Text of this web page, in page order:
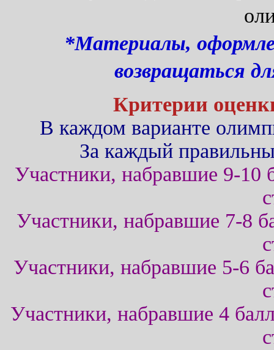
*Материалы,
возвращаться
Критерии
В каждом варианте
За каждый
Участники, набравшие 9-10
Участники, набравшие 7-8
Участники, набравшие 5-6
Участники, набравшие 4